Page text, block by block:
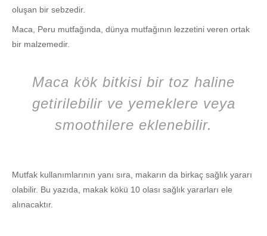
oluşan bir sebzedir.
Maca, Peru mutfağında, dünya mutfağının lezzetini veren ortak
bir malzemedir.
Maca kök bitkisi bir toz haline
getirilebilir ve yemeklere veya
smoothilere eklenebilir.
Mutfak kullanımlarının yanı sıra, makarın da birkaç sağlık yararı
olabilir. Bu yazıda, makak kökü 10 olası sağlık yararları ele
alınacaktır.